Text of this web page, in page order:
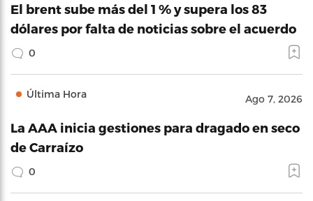
El brent sube más del 1 % y supera los 83
dólares por falta de noticias sobre el acuerdo
0
Última Hora Ago 7, 2026
La AAA inicia gestiones para dragado en seco
de Carraízo
0